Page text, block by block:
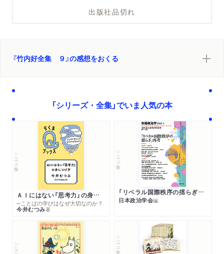
出版社品切れ
『竹内好全集 ９』の感想をおくる
「シリーズ・全集」でいま人気の本
シリーズ・全集
ＡＩにはない「思考力」の身につけ方
─ことばの学びはなぜ大切なのか？
今井むつみ著
シリーズ・全集
「リベラル国際秩序の揺らぎ」再考 年報政治学２０２６‐Ⅰ
日本政治学会編
シリーズ・全集 シリーズ・全集